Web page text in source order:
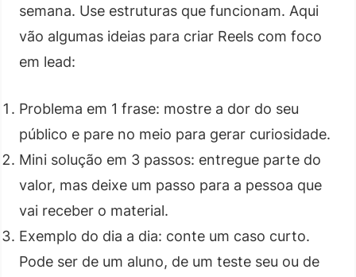
semana. Use estruturas que funcionam. Aqui
vão algumas ideias para criar Reels com foco
em lead:
Problema em 1 frase: mostre a dor do seu
público e pare no meio para gerar curiosidade.
Mini solução em 3 passos: entregue parte do
valor, mas deixe um passo para a pessoa que
vai receber o material.
Exemplo do dia a dia: conte um caso curto.
Pode ser de um aluno, de um teste seu ou de